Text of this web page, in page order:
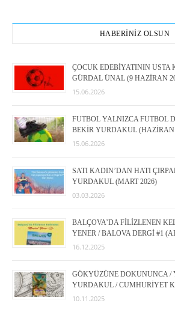
HABERİNİZ OLSUN
ÇOCUK EDEBİYATININ USTA
GÜRDAL ÜNAL (9 HAZİRAN
15.06.2026
FUTBOL YALNIZCA FUTBOL
BEKİR YURDAKUL (HAZİRAN
15.06.2026
SATI KADIN’DAN HATI
YURDAKUL (MART 2026)
03.03.2026
BALÇOVA’DA FİLİZLENEN
YENER / BALOVA DERGİ #1
16.12.2025
GÖKYÜZÜNE DOKUNUNCA /
YURDAKUL / CUMHURİYET
10.11.2025